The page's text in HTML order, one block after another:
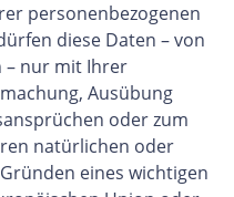
personenbezogenen
diese Daten – von
– nur mit Ihrer
Ausübung
oder zum
natürlichen oder
eines wichtigen